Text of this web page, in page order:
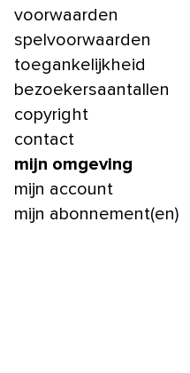
voorwaarden
spelvoorwaarden
toegankelijkheid
bezoekersaantallen
copyright
contact
mijn omgeving
mijn account
mijn abonnement(en)